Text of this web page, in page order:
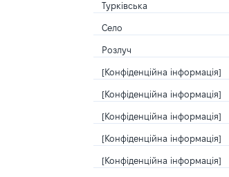
Турківська
Село
Розлуч
[Конфіденційна інформація]
[Конфіденційна інформація]
[Конфіденційна інформація]
[Конфіденційна інформація]
[Конфіденційна інформація]